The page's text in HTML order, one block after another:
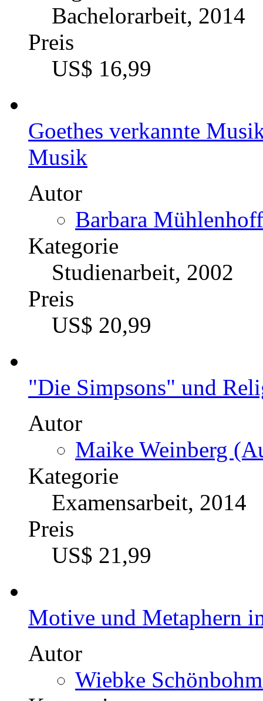
Bachelorarbeit, 2014
Preis
US$ 16,99
Goethes verkannte
Musik
Autor
Barbara
Kategorie
Studienarbeit, 2002
Preis
US$ 20,99
"Die Simpsons" und
Autor
Maike Weinberg
Kategorie
Examensarbeit, 2014
Preis
US$ 21,99
Motive und Metaphern
Autor
Wiebke